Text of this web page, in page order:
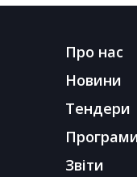
Про нас
Новини
Тендери
Звіти